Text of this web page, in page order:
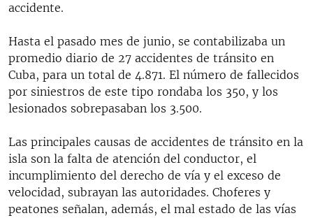
accidente.
Hasta el pasado mes de junio, se contabilizaba un
promedio diario de 27 accidentes de tránsito en
Cuba, para un total de 4.871. El número de fallecidos
por siniestros de este tipo rondaba los 350, y los
lesionados sobrepasaban los 3.500.
Las principales causas de accidentes de tránsito en la
isla son la falta de atención del conductor, el
incumplimiento del derecho de vía y el exceso de
velocidad, subrayan las autoridades. Choferes y
peatones señalan, además, el mal estado de las vías